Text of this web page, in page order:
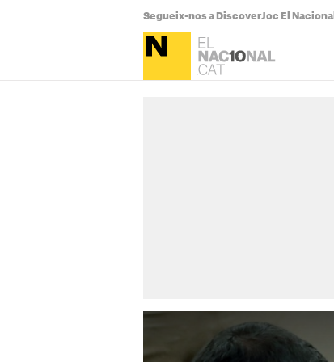
Segueix-nos a DiscoverJoc El Nacional